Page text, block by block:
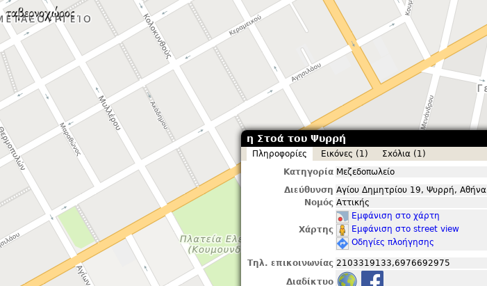
η Στοά του Ψυρρή
Πληροφορίες Εικόνες (1)
Σxόλια (1)
Κατηγορία Μεζεδοπωλείο
Διεύθυνση Αγίου Δημητρίου 19, Ψυρρή, Αθήνα
Νομός Αττικής
Χάρτης
Εμφάνιση στο χάρτη
Εμφάνιση στο street view
Οδηγίες πλοήγησης
Τηλ. επικοινωνίας 2103319133,6976692975
Διαδίκτυο